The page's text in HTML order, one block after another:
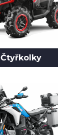
Čtyřkolky